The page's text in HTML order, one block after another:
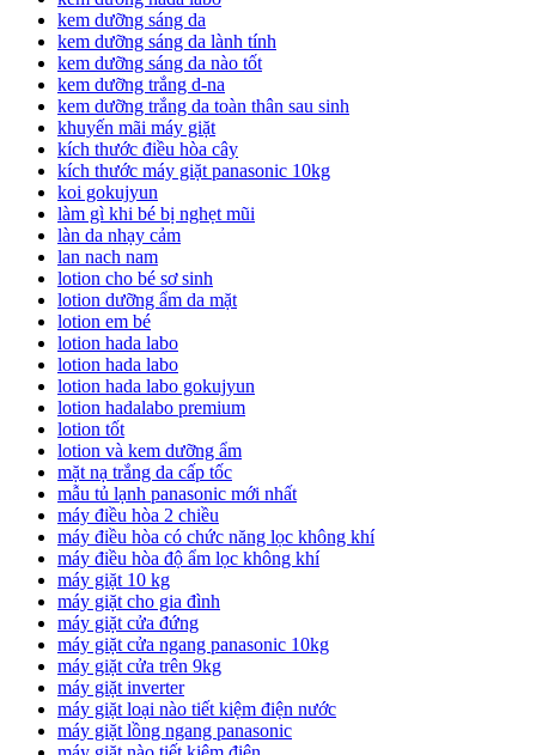
kem dưỡng sáng da
kem dưỡng sáng da lành tính
kem dưỡng sáng da nào tốt
kem dưỡng trắng d-na
kem dưỡng trắng da toàn thân sau sinh
khuyến mãi máy giặt
kích thước điều hòa cây
kích thước máy giặt panasonic 10kg
koi gokujyun
làm gì khi bé bị nghẹt mũi
làn da nhạy cảm
lan nach nam
lotion cho bé sơ sinh
lotion dưỡng ẩm da mặt
lotion em bé
lotion hada labo
lotion hada labo
lotion hada labo gokujyun
lotion hadalabo premium
lotion tốt
lotion và kem dưỡng ẩm
mặt nạ trắng da cấp tốc
mẫu tủ lạnh panasonic mới nhất
máy điều hòa 2 chiều
máy điều hòa có chức năng lọc không khí
máy điều hòa độ ẩm lọc không khí
máy giặt 10 kg
máy giặt cho gia đình
máy giặt cửa đứng
máy giặt cửa ngang panasonic 10kg
máy giặt cửa trên 9kg
máy giặt inverter
máy giặt loại nào tiết kiệm điện nước
máy giặt lồng ngang panasonic